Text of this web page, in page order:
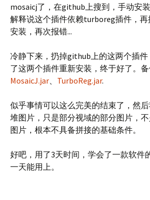
mosaicj了，在github上搜到，手动安
解释说这个插件依赖turboreg插件，
安装，再次报错...
冷静下来，扔掉github上的这两个插
了这两个插件重新安装，终于好了。
MosaicJ.jar、 TurboReg.jar.
似乎事情可以这么完美的结束了，然
堆图片，只是部分视域的部分图片，
图片，根本不具备拼接的基础条件。
好吧，用了3天时间，学会了一款软件
一天能用上。